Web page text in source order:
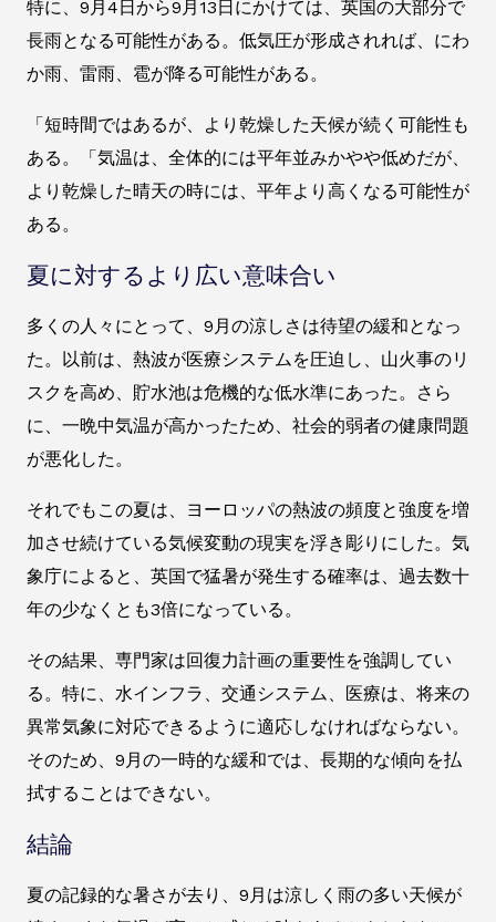
特に、9月4日から9月13日にかけては、英国の大部分で
長雨となる可能性がある。低気圧が形成されれば、にわ
か雨、雷雨、雹が降る可能性がある。
「短時間ではあるが、より乾燥した天候が続く可能性も
ある。「気温は、全体的には平年並みかやや低めだが、
より乾燥した晴天の時には、平年より高くなる可能性が
ある。
夏に対するより広い意味合い
多くの人々にとって、9月の涼しさは待望の緩和となっ
た。以前は、熱波が医療システムを圧迫し、山火事のリ
スクを高め、貯水池は危機的な低水準にあった。さら
に、一晩中気温が高かったため、社会的弱者の健康問題
が悪化した。
それでもこの夏は、ヨーロッパの熱波の頻度と強度を増
加させ続けている気候変動の現実を浮き彫りにした。気
象庁によると、英国で猛暑が発生する確率は、過去数十
年の少なくとも3倍になっている。
その結果、専門家は回復力計画の重要性を強調してい
る。特に、水インフラ、交通システム、医療は、将来の
異常気象に対応できるように適応しなければならない。
そのため、9月の一時的な緩和では、長期的な傾向を払
拭することはできない。
結論
夏の記録的な暑さが去り、9月は涼しく雨の多い天候が